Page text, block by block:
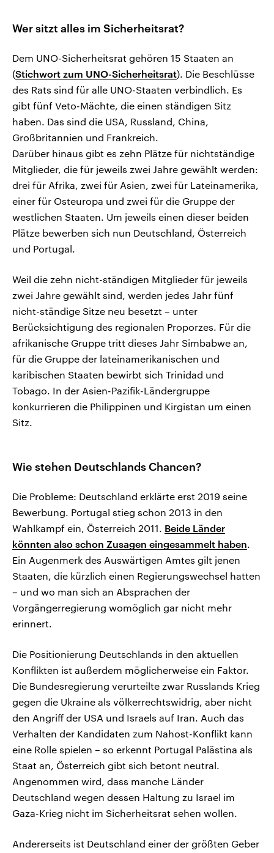
Wer sitzt alles im Sicherheitsrat?
Dem UNO-Sicherheitsrat gehören 15 Staaten an
(Stichwort zum UNO-Sicherheitsrat). Die Beschlüsse
des Rats sind für alle UNO-Staaten verbindlich. Es
gibt fünf Veto-Mächte, die einen ständigen Sitz
haben. Das sind die USA, Russland, China,
Großbritannien und Frankreich.
Darüber hinaus gibt es zehn Plätze für nichtständige
Mitglieder, die für jeweils zwei Jahre gewählt werden:
drei für Afrika, zwei für Asien, zwei für Lateinamerika,
einer für Osteuropa und zwei für die Gruppe der
westlichen Staaten. Um jeweils einen dieser beiden
Plätze bewerben sich nun Deutschland, Österreich
und Portugal.
Weil die zehn nicht-ständigen Mitglieder für jeweils
zwei Jahre gewählt sind, werden jedes Jahr fünf
nicht-ständige Sitze neu besetzt – unter
Berücksichtigung des regionalen Proporzes. Für die
afrikanische Gruppe tritt dieses Jahr Simbabwe an,
für die Gruppe der lateinamerikanischen und
karibischen Staaten bewirbt sich Trinidad und
Tobago. In der Asien-Pazifik-Ländergruppe
konkurrieren die Philippinen und Kirgistan um einen
Sitz.
Wie stehen Deutschlands Chancen?
Die Probleme: Deutschland erklärte erst 2019 seine
Bewerbung. Portugal stieg schon 2013 in den
Wahlkampf ein, Österreich 2011. Beide Länder
könnten also schon Zusagen eingesammelt haben.
Ein Augenmerk des Auswärtigen Amtes gilt jenen
Staaten, die kürzlich einen Regierungswechsel hatten
– und wo man sich an Absprachen der
Vorgängerregierung womöglich gar nicht mehr
erinnert.
Die Positionierung Deutschlands in den aktuellen
Konflikten ist außerdem möglicherweise ein Faktor.
Die Bundesregierung verurteilte zwar Russlands Krieg
gegen die Ukraine als völkerrechtswidrig, aber nicht
den Angriff der USA und Israels auf Iran. Auch das
Verhalten der Kandidaten zum Nahost-Konflikt kann
eine Rolle spielen – so erkennt Portugal Palästina als
Staat an, Österreich gibt sich betont neutral.
Angenommen wird, dass manche Länder
Deutschland wegen dessen Haltung zu Israel im
Gaza-Krieg nicht im Sicherheitsrat sehen wollen.
Andererseits ist Deutschland einer der größten Geber